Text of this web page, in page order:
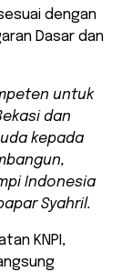
dengan
Dasar dan
untuk
dan
kepada
Indonesia
Syahril.
KNPI,